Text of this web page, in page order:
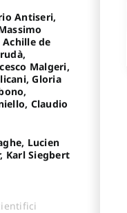
Antiseri,
Achille de
Malgeri,
Gloria
Claudio
Lucien
Karl Siegbert